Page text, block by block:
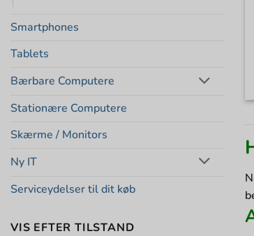
Smartphones
Tablets
Bærbare Computere
Stationære Computere
Skærme / Monitors
Ny IT
Serviceydelser til dit køb
VIS EFTER TILSTAND